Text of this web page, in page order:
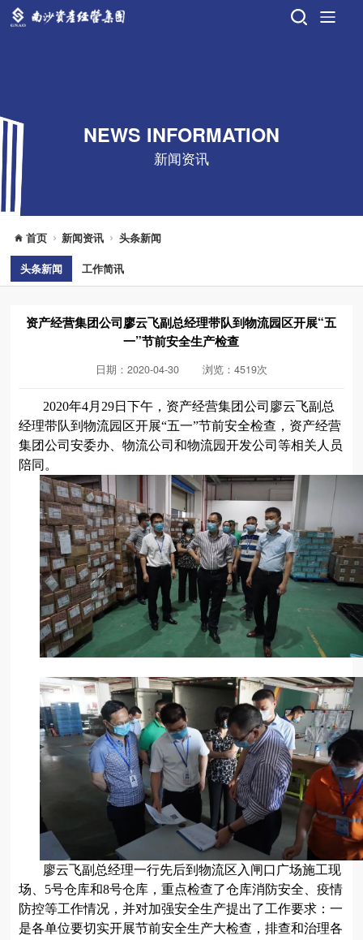
NEWS INFORMATION
新闻资讯
首页 新闻资讯 头条新闻
头条新闻 工作简讯
资产经营集团公司廖云飞副总经理带队到物流园区开展“五
一”节前安全生产检查
日期：2020-04-30 浏览：4519次
2020年4月29日下午，资产经营集团公司廖云飞副总
经理带队到物流园区开展“五一”节前安全检查，资产经营
集团公司安委办、物流公司和物流园开发公司等相关人员
陪同。
廖云飞副总经理一行先后到物流区入闸口广场施工现
场、 5号仓库和8号仓库，重点检查了仓库消防安全、疫情
防控等工作情况，并对加强安全生产提出了工作要求：一
是各单位要切实开展节前安全生产大检查，排查和治理各